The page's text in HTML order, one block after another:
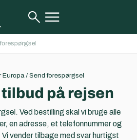
Europa/ Send forespørgsel
på rejsen
Ved bestilling skal vi bruge alle
en adresse, et telefonnummer og
vender tilbage med svar hurtigst